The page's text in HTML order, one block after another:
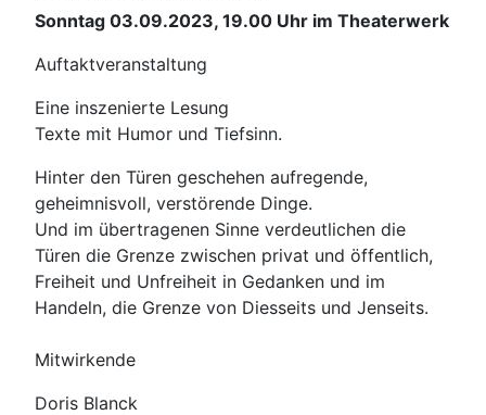
Sonntag 03.09.2023, 19.00 Uhr im Theaterwerk
Auftaktveranstaltung
Eine inszenierte Lesung
Texte mit Humor und Tiefsinn.
Hinter den Türen geschehen aufregende,
geheimnisvoll, verstörende Dinge.
Und im übertragenen Sinne verdeutlichen die
Türen die Grenze zwischen privat und öffentlich,
Freiheit und Unfreiheit in Gedanken und im
Handeln, die Grenze von Diesseits und Jenseits.
Mitwirkende
Doris Blanck